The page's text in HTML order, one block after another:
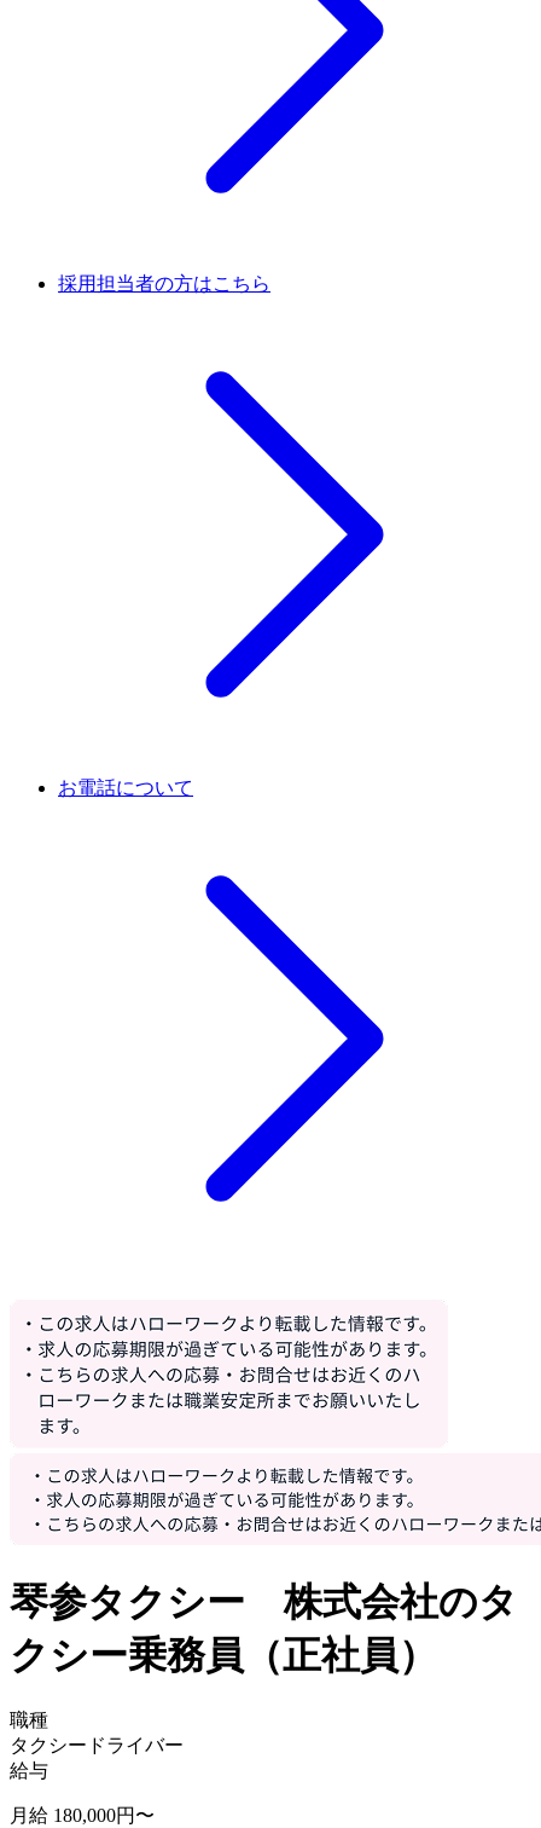
採用担当者の方はこちら
お電話について
琴参タクシー 株式会社のタ
クシー乗務員（正社員）
職種
タクシードライバー
給与
月給 180,000円〜